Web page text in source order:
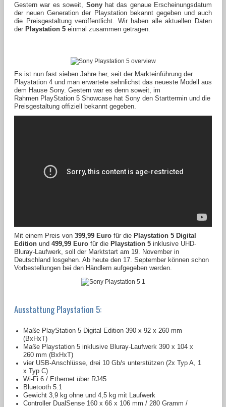
Gestern war es soweit, Sonyhat das genaue Erscheinungsdatum
der neuen Generation der Playstation bekannt gegeben und auch
die Preisgestaltung veröffentlicht. Wir haben alle aktuellen Daten
der Playstation 5 einmal zusammen getragen.
Es ist nun fast sieben Jahre her, seit der Markteinführung der
Playstation 4 und man erwartete sehnlichst das neueste Modell aus
dem Hause Sony. Gestern war es denn soweit, im
Rahmen PlayStation 5 Showcase hat Sony den Starttermin und die
Preisgestaltung offiziell bekannt gegeben.
Mit einem Preis von 399,99 Euro für die Playstation 5 Digital
Edition und 499,99 Euro für die Playstation 5 inklusive UHD-
Bluray-Laufwerk, soll der Marktstart am 19. November in
Deutschland losgehen. Ab heute den 17. September können schon
Vorbestellungen bei den Händlern aufgegeben werden.
Ausstattung Playstation 5:
Maße PlayStation 5 Digital Edition 390 x 92 x 260 mm
(BxHxT)
Maße Playstation 5 inklusive Bluray-Laufwerk 390 x 104 x
260 mm (BxHxT)
vier USB-Anschlüsse, drei 10 Gb/s unterstützen (2x Typ A, 1
x Typ C)
Wi-Fi 6 / Ethernet über RJ45
Bluetooth 5.1
Gewicht 3,9 kg ohne und 4,5 kg mit Laufwerk
Controller DualSense 160 x 66 x 106 mm / 280 Gramm /